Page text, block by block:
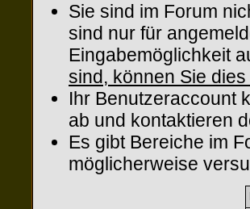
Sie sind im Forum
sind nur für
Eingabemöglichkeit
sind, können Sie
Ihr Benutzeraccount
ab und kontaktieren
Es gibt Bereiche im
möglicherweise